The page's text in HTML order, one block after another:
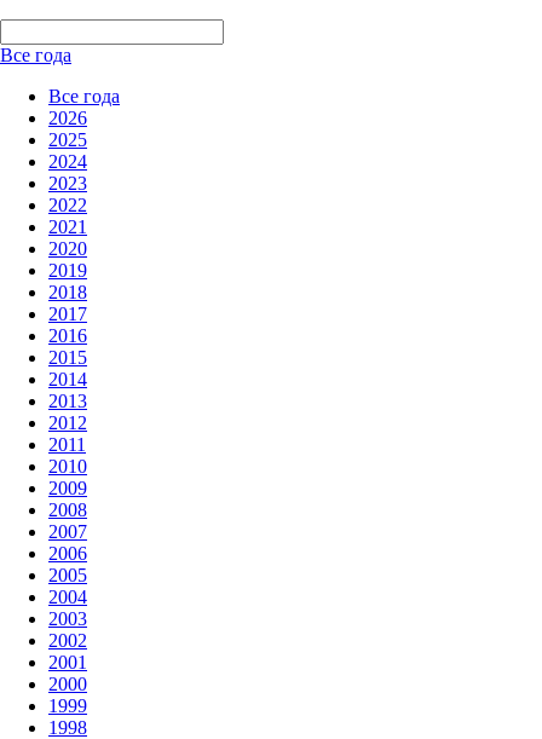
Все года
Все года
2026
2025
2024
2023
2022
2021
2020
2019
2018
2017
2016
2015
2014
2013
2012
2011
2010
2009
2008
2007
2006
2005
2004
2003
2002
2001
2000
1999
1998